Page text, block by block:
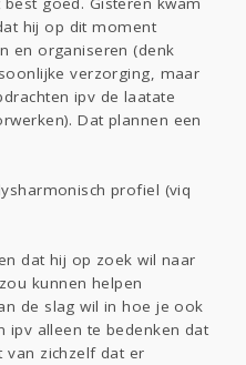
Viva zoekt
Aangeboden
Doen
hij op dit moment
en organiseren (denk
verzorging, maar
ipv de laatate
Dat plannen een
profiel (viq
dat hij op zoek wil naar
kunnen helpen
de slag wil in hoe je ook
ipv alleen te bedenken dat
van zichzelf dat er